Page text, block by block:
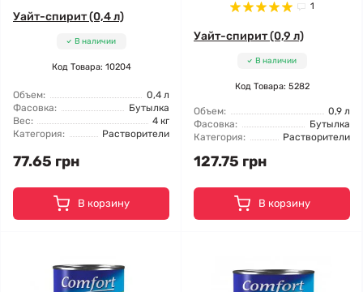
Уайт-спирит (0,4 л)
В наличии
Код Товара: 10204
Объем:
0,4 л
Фасовка:
Бутылка
Вес:
4 кг
Категория:
Растворители
77.65 грн
В корзину
1
Уайт-спирит (0,9 л)
В наличии
Код Товара: 5282
Объем:
0,9 л
Фасовка:
Бутылка
Категория:
Растворители
127.75 грн
В корзину